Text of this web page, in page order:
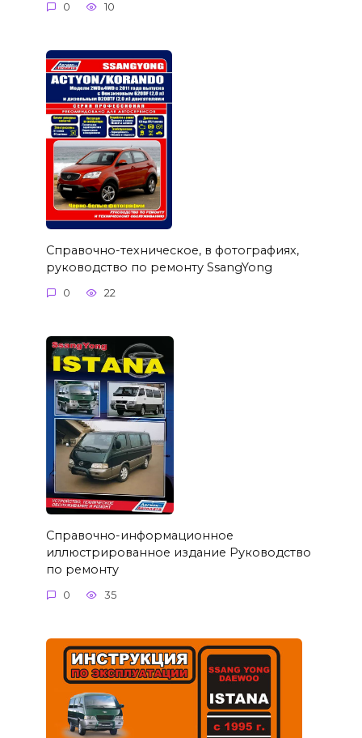
0 10
Справочно-техническое, в фотографиях,
руководство по ремонту SsangYong
0 22
Справочно-информационное
иллюстрированное издание Руководство
по ремонту
0 35